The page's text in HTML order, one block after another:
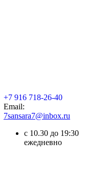
+7 916 718-26-40
Email:
7sansara7@inbox.ru
с 10.30 до 19:30
ежедневно